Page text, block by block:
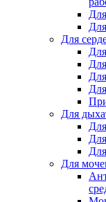
Для
Для
Для